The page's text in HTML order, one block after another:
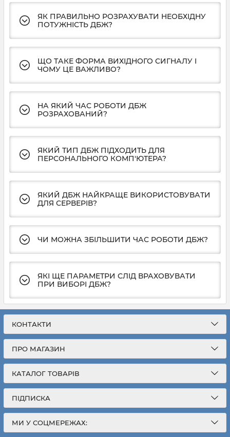
ЯК ПРАВИЛЬНО РОЗРАХУВАТИ НЕОБХІДНУ
ПОТУЖНІСТЬ ДБЖ?
ЩО ТАКЕ ФОРМА ВИХІДНОГО СИГНАЛУ І
ЧОМУ ЦЕ ВАЖЛИВО?
НА ЯКИЙ ЧАС РОБОТИ ДБЖ
РОЗРАХОВАНИЙ?
ЯКИЙ ТИП ДБЖ ПІДХОДИТЬ ДЛЯ
ПЕРСОНАЛЬНОГО КОМП'ЮТЕРА?
ЯКИЙ ДБЖ НАЙКРАЩЕ ВИКОРИСТОВУВАТИ
ДЛЯ СЕРВЕРІВ?
ЧИ МОЖНА ЗБІЛЬШИТИ ЧАС РОБОТИ ДБЖ?
ЯКІ ЩЕ ПАРАМЕТРИ СЛІД ВРАХОВУВАТИ
ПРИ ВИБОРІ ДБЖ?
КОНТАКТИ
ПРО МАГАЗИН
КАТАЛОГ ТОВАРІВ
ПІДПИСКА
МИ У СОЦМЕРЕЖАХ: